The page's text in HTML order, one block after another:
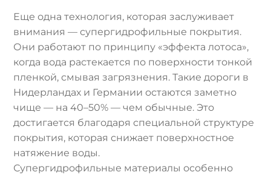
Еще одна технология, которая заслуживает
внимания — супергидрофильные покрытия.
Они работают по принципу «эффекта лотоса»,
когда вода растекается по поверхности тонкой
пленкой, смывая загрязнения. Такие дороги в
Нидерландах и Германии остаются заметно
чище — на 40–50% — чем обычные. Это
достигается благодаря специальной структуре
покрытия, которая снижает поверхностное
натяжение воды.
Супергидрофильные материалы особенно